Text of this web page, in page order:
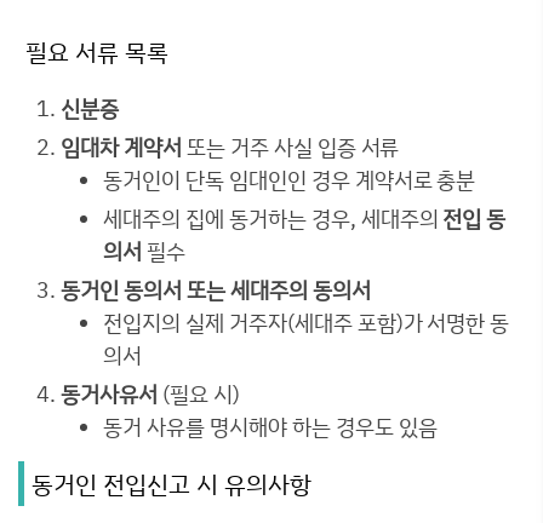
필요 서류 목록
신분증
임대차 계약서 또는 거주 사실 입증 서류
동거인이 단독 임대인인 경우 계약서로 충분
세대주의 집에 동거하는 경우, 세대주의 전입 동
의서 필수
동거인 동의서 또는 세대주의 동의서
전입지의 실제 거주자(세대주 포함)가 서명한 동
의서
동거사유서 (필요 시)
동거 사유를 명시해야 하는 경우도 있음
동거인 전입신고 시 유의사항